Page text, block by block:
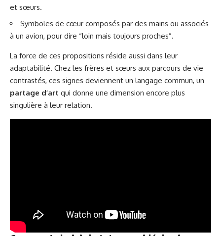
et sœurs.
Symboles de cœur composés par des mains ou associés
à un avion, pour dire “loin mais toujours proches”.
La force de ces propositions réside aussi dans leur
adaptabilité. Chez les frères et sœurs aux parcours de vie
contrastés, ces signes deviennent un langage commun, un
partage d’art qui donne une dimension encore plus
singulière à leur relation.